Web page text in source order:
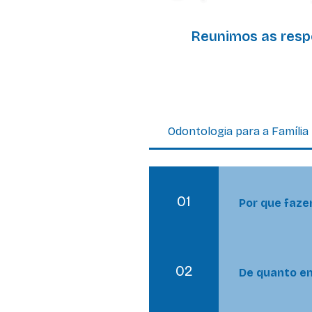
Reunimos as
Odontologia para a Família
01 Por que
disso, a
02 De quanto